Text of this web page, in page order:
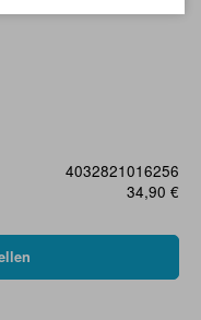
4032821016256
34,90 €